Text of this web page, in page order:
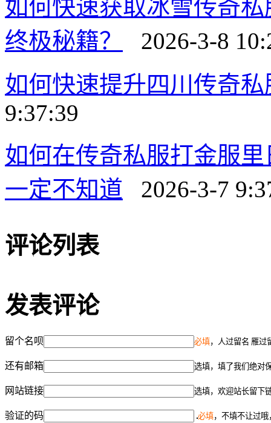
如何快速获取冰雪传奇
终极秘籍？
2026-3-8
如何快速提升四川传奇
9:37:39
如何在传奇私服打金服
一定不知道 2026-3-7
评论列表
发表评论
留个名呗 必填，人过留名 雁过
还有邮箱 选填，填了我们绝对
网站链接 选填，欢迎站长留下
验证的码 必填，不填不让过